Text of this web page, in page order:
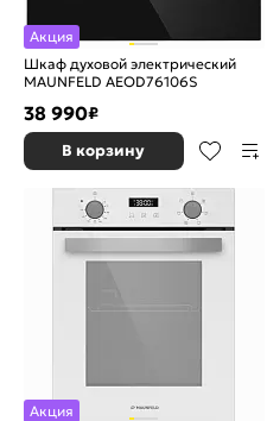
Акция
Шкаф духовой электрический
MAUNFELD AEOD76106S
38 990₽
В корзину
Акция